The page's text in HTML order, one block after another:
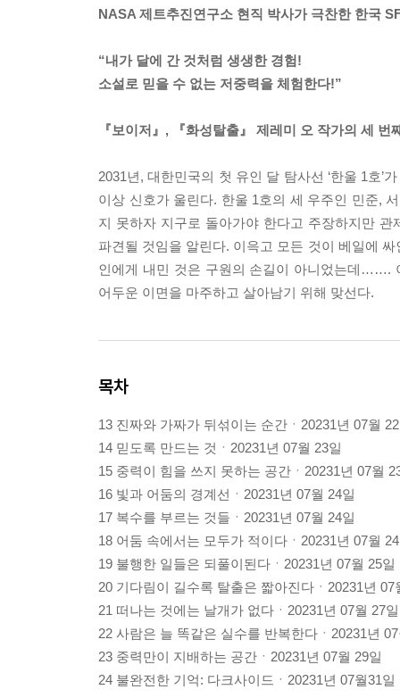
NASA 제트추진연구소 현직 박사가 극찬한 한국
“내가 달에 간 것처럼 생생한 경험!
소설로 믿을 수 없는 저중력을 체험한다!”
『보이저』, 『화성탈출』 제레미 오 작가의 세 번
2031년, 대한민국의 첫 유인 달 탐사선 ‘한울 1호
이상 신호가 울린다. 한울 1호의 세 우주인 민준,
지 못하자 지구로 돌아가야 한다고 주장하지만
파견될 것임을 알린다. 이윽고 모든 것이 베일에
인에게 내민 것은 구원의 손길이 아니었는데…….
어두운 이면을 마주하고 살아남기 위해 맞선다.
목차
13 진짜와 가짜가 뒤섞이는 순간ㆍ20231년 07월
14 믿도록 만드는 것ㆍ20231년 07월 23일
15 중력이 힘을 쓰지 못하는 공간ㆍ20231년 07월
16 빛과 어둠의 경계선ㆍ20231년 07월 24일
17 복수를 부르는 것들ㆍ20231년 07월 24일
18 어둠 속에서는 모두가 적이다ㆍ20231년 07월
19 불행한 일들은 되풀이된다ㆍ20231년 07월 25일
20 기다림이 길수록 탈출은 짧아진다ㆍ20231년 07
21 떠나는 것에는 날개가 없다ㆍ20231년 07월 27일
22 사람은 늘 똑같은 실수를 반복한다ㆍ20231년
23 중력만이 지배하는 공간ㆍ20231년 07월 29일
24 불완전한 기억: 다크사이드ㆍ20231년 07월31일